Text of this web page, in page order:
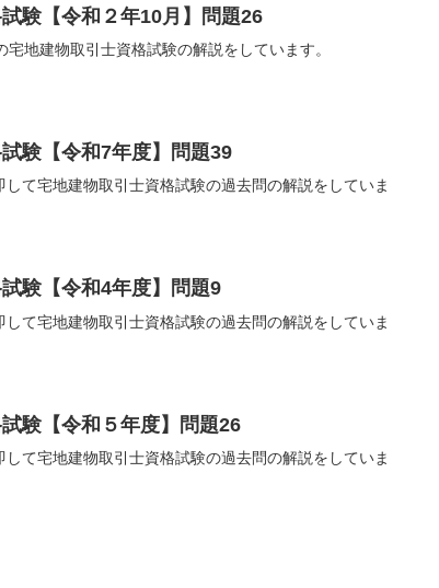
験【令和２年10月】問題26
地建物取引士資格試験の解説をしています。
験【令和7年度】問題39
て宅地建物取引士資格試験の過去問の解説をしていま
験【令和4年度】問題9
て宅地建物取引士資格試験の過去問の解説をしていま
験【令和５年度】問題26
て宅地建物取引士資格試験の過去問の解説をしていま